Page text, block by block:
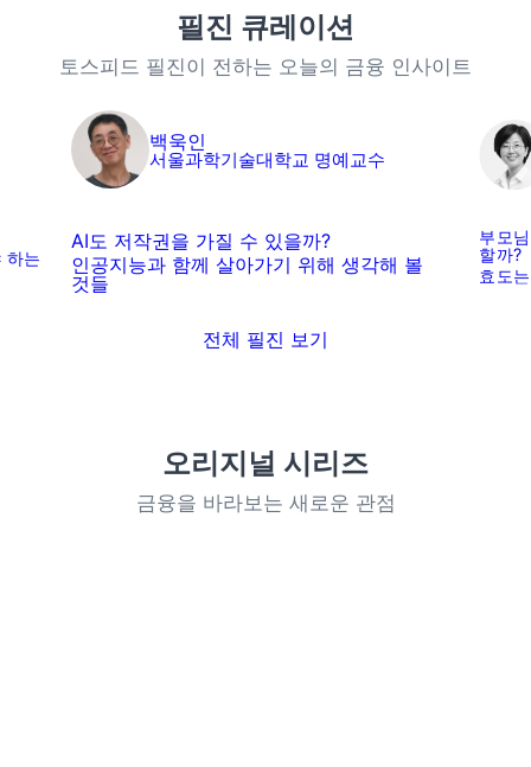
필진 큐레이션
토스피드 필진이 전하는 오늘의 금융 인사이트
하는
백욱인
서울과학기술대학교 명예교수
AI도 저작권을 가질 수 있을까?
인공지능과 함께 살아가기 위해 생각해 볼
것들
부모
할까?
효도
전체 필진 보기
오리지널 시리즈
금융을 바라보는 새로운 관점